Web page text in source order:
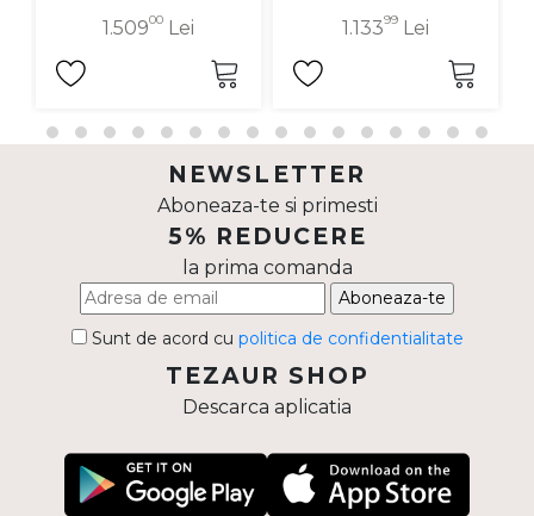
1.50900Lei 1.13399Lei
NEWSLETTER
Aboneaza-te si primesti
5% REDUCERE
la prima comanda
Aboneaza-te
Sunt de acord cu politica de confidentialitate
TEZAUR SHOP
Descarca aplicatia